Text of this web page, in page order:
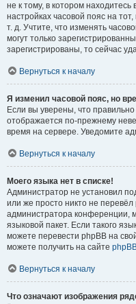
не к тому, в котором
настройках часовой пояс на
т. д. Учтите, что изменять
могут только
зарегистрированы, то сейчас
Вернуться к началу
Я изменил часовой пояс, но
Если вы уверены, что
отображается по-прежнему
время на сервере. Уведомите
Вернуться к началу
Моего языка нет в списке!
Администратор не установил
или же просто никто не
администратора конференции,
языковой пакет. Если такого
можете перевести phpBB на
можете получить на сайте
Вернуться к началу
Что означают изображения